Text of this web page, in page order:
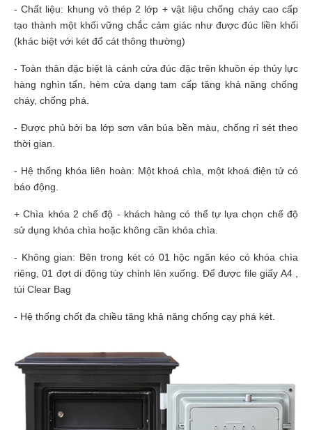
- Chất liệu: khung vỏ thép 2 lớp + vật liệu chống cháy cao cấp
tạo thành một khối vững chắc cảm giác như được đúc liền khối
(khác biệt với két đổ cát thông thường)
- Toàn thân đặc biệt là cánh cửa đúc đặc trên khuôn ép thủy lực
hàng nghìn tấn, hèm cửa dạng tam cấp tăng khả năng chống
cháy, chống phá.
- Được phủ bởi ba lớp sơn vân búa bền màu, chống rỉ sét theo
thời gian.
- Hệ thống khóa liên hoàn: Một khoá chìa, một khoá điện tử có
báo động.
+ Chìa khóa 2 chế độ - khách hàng có thể tự lựa chọn chế độ
sử dụng khóa chìa hoặc không cần khóa chìa.
- Không gian: Bên trong két có 01 hộc ngăn kéo có khóa chìa
riêng, 01 đợt di động tùy chỉnh lên xuống. Để được file giấy A4 ,
túi Clear Bag
- Hệ thống chốt đa chiều tăng khả năng chống cạy phá két.